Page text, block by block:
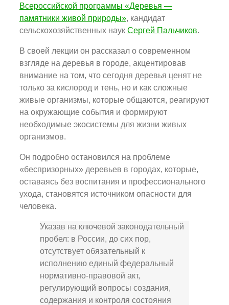
Всероссийской программы «Деревья —
памятники живой природы», кандидат
сельскохозяйственных наук Сергей Пальчиков.
В своей лекции он рассказал о современном
взгляде на деревья в городе, акцентировав
внимание на том, что сегодня деревья ценят не
только за кислород и тень, но и как сложные
живые организмы, которые общаются, реагируют
на окружающие события и формируют
необходимые экосистемы для жизни живых
организмов.
Он подробно остановился на проблеме
«беспризорных» деревьев в городах, которые,
оставаясь без воспитания и профессионального
ухода, становятся источником опасности для
человека.
Указав на ключевой законодательный
пробел: в России, до сих пор,
отсутствует обязательный к
исполнению единый федеральный
нормативно-правовой акт,
регулирующий вопросы создания,
содержания и контроля состояния